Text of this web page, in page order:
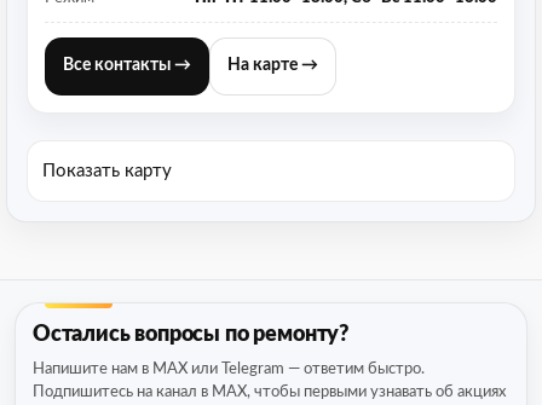
Все контакты → На карте →
Показать карту
Остались вопросы по ремонту?
Напишите нам в MAX или Telegram — ответим быстро.
Подпишитесь на канал в MAX, чтобы первыми узнавать об акциях